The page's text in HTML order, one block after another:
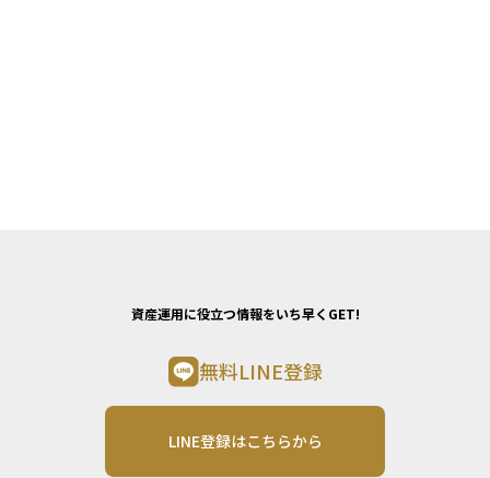
資産運用に役立つ情報をいち早くGET!
無料LINE登録
LINE登録はこちらから